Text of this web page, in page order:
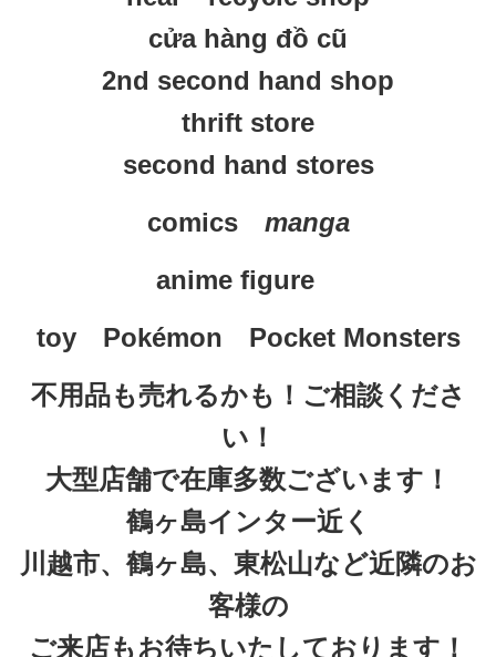
cửa hàng đồ cũ
2nd second hand shop
thrift store
second hand stores
comics manga
anime figure
toy Pokémon　Pocket Monsters
不用品も売れるかも！ご相談くださ
い！
大型店舗で在庫多数ございます！
鶴ヶ島インター近く
川越市、鶴ヶ島、東松山など近隣のお
客様の
ご来店もお待ちいたしております！